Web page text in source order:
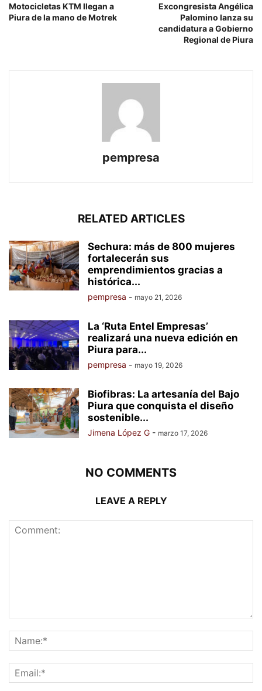
Motocicletas KTM llegan a
Piura de la mano de Motrek
Excongresista Angélica
Palomino lanza su
candidatura a Gobierno
Regional de Piura
pempresa
RELATED ARTICLES
Sechura: más de 800 mujeres
fortalecerán sus
emprendimientos gracias a
histórica...
pempresa - mayo 21, 2026
La ‘Ruta Entel Empresas’
realizará una nueva edición en
Piura para...
pempresa - mayo 19, 2026
Biofibras: La artesanía del Bajo
Piura que conquista el diseño
sostenible...
Jimena López G - marzo 17, 2026
NO COMMENTS
LEAVE A REPLY